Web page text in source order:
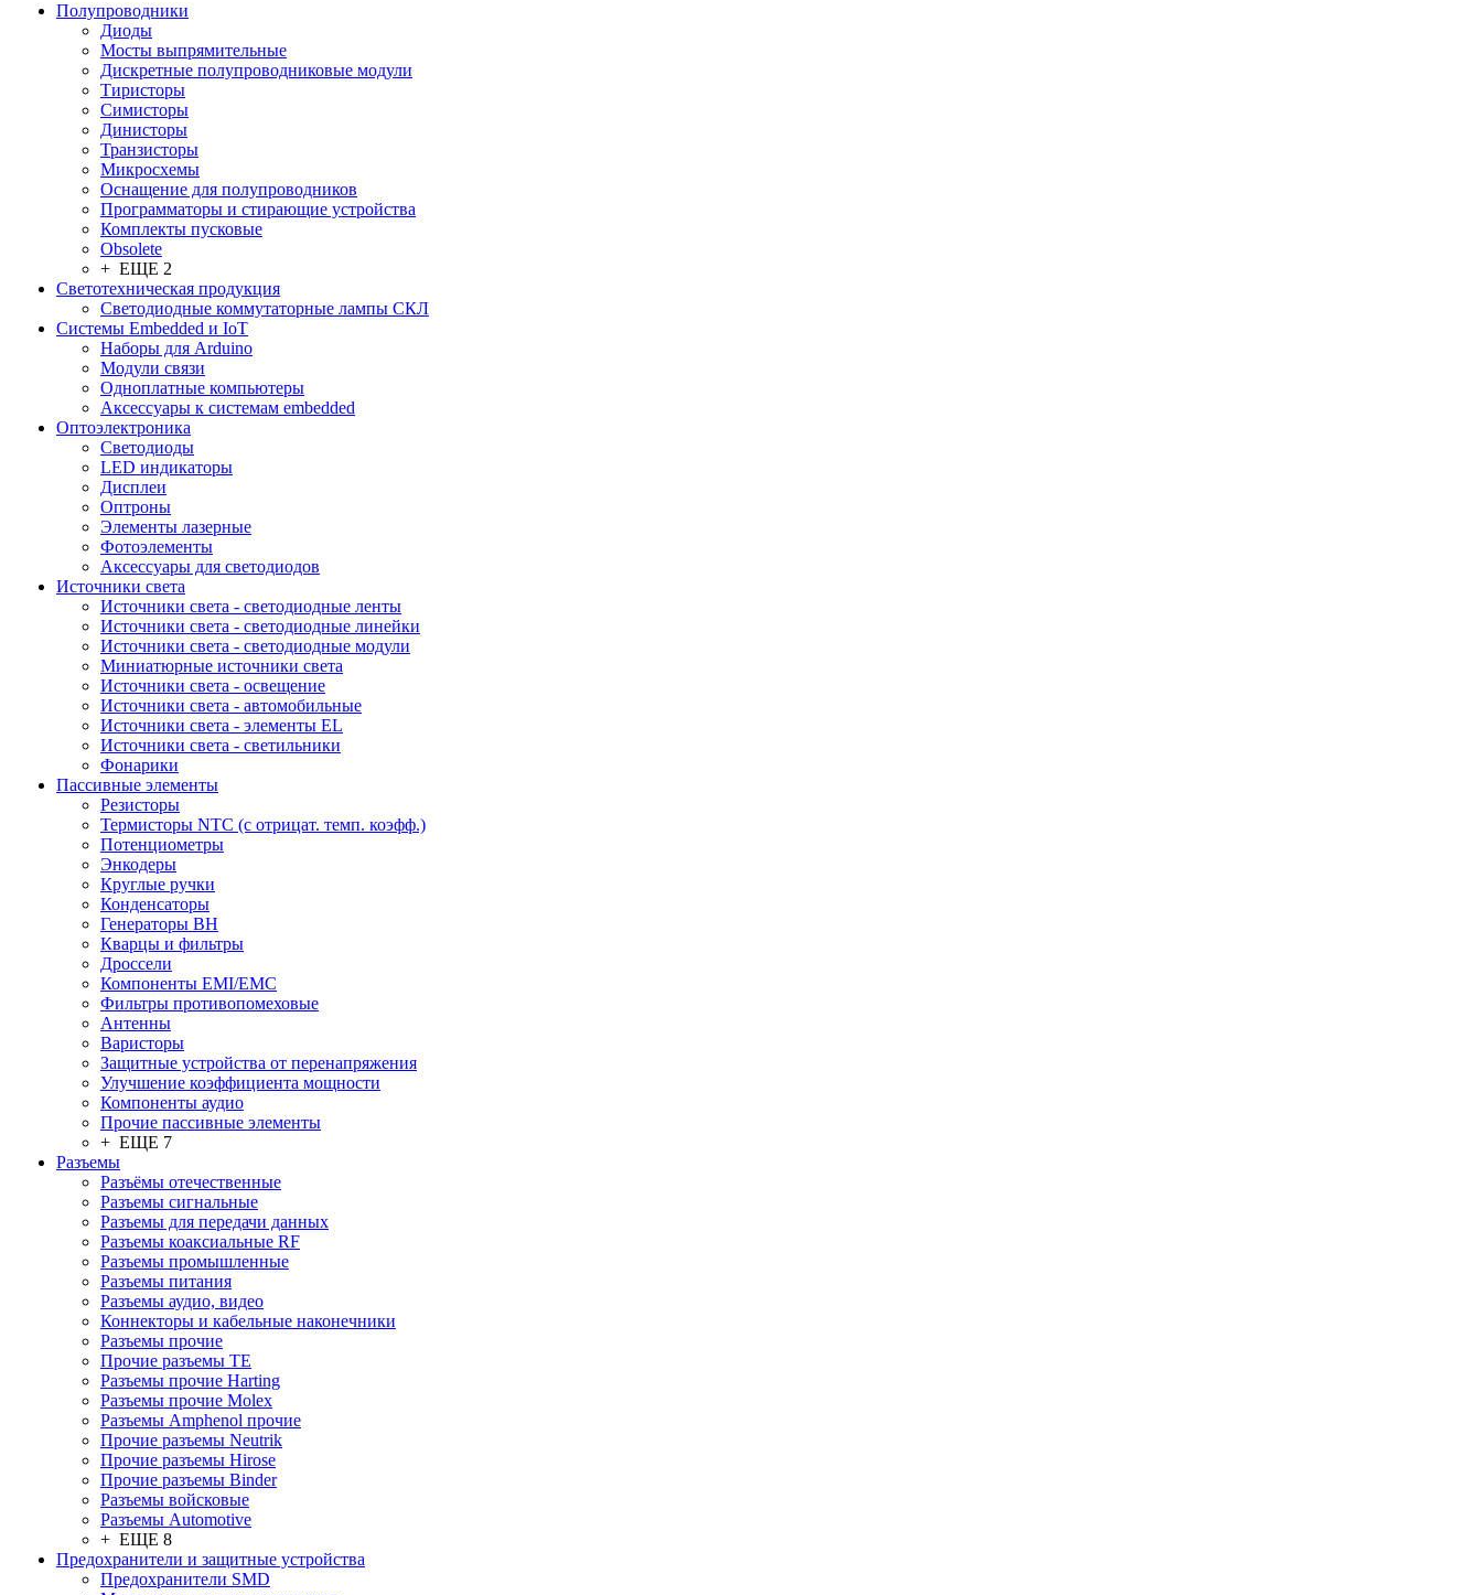
Полупроводники
Диоды
Мосты выпрямительные
Дискретные полупроводниковые модули
Тиристоры
Симисторы
Динисторы
Транзисторы
Микросхемы
Оснащение для полупроводников
Программаторы и стирающие устройства
Комплекты пусковые
Obsolete
+ ЕЩЕ 2
Светотехническая продукция
Светодиодные коммутаторные лампы СКЛ
Системы Embedded и IoT
Наборы для Arduino
Модули связи
Одноплатные компьютеры
Аксессуары к системам embedded
Oптоэлектроника
Светодиоды
LED индикаторы
Дисплеи
Оптроны
Элементы лазерные
Фотоэлементы
Аксессуары для светодиодов
Источники света
Источники света - светодиодные ленты
Источники света - светодиодные линейки
Источники света - светодиодные модули
Миниатюрные источники света
Источники света - освещение
Источники света - автомобильные
Источники света - элементы EL
Источники света - светильники
Фонарики
Пассивные элементы
Резисторы
Термисторы NTC (с отрицат. темп. коэфф.)
Потенциометры
Энкодеры
Круглые ручки
Конденсаторы
Генераторы ВН
Кварцы и фильтры
Дроссели
Компоненты EMI/EMC
Фильтры противопомеховые
Антенны
Варисторы
Защитные устройства от перенапряжения
Улучшение коэффициента мощности
Компоненты аудио
Прочие пассивные элементы
+ ЕЩЕ 7
Разъeмы
Разъёмы отечественные
Разъeмы сигнальные
Разъeмы для передачи данных
Разъeмы коаксиальные RF
Разъeмы промышленные
Разъeмы питания
Разъeмы аудио, видео
Коннекторы и кабельные наконечники
Разъeмы прочие
Прочие разъемы TE
Разъемы прочие Harting
Разъемы прочие Molex
Разъемы Amphenol прочие
Прочие разъемы Neutrik
Прочие разъемы Hirose
Прочие разъемы Binder
Разъемы войсковые
Разъeмы Automotive
+ ЕЩЕ 8
Предохранители и защитные устройства
Предохранители SMD